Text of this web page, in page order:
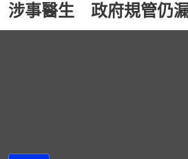
涉事醫生 政府規管仍